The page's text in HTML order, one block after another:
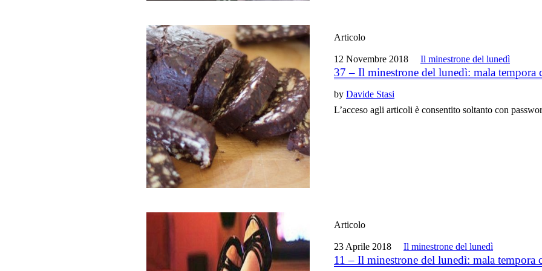
Articolo
12 Novembre 2018 Il minestrone del lunedì
37 – Il minestrone del lunedì: mala tempora
byDavide Stasi
L’acceso agli articoli è consentito soltanto con
Articolo
23 Aprile 2018 Il minestrone del lunedì
11 – Il minestrone del lunedì: mala tempora